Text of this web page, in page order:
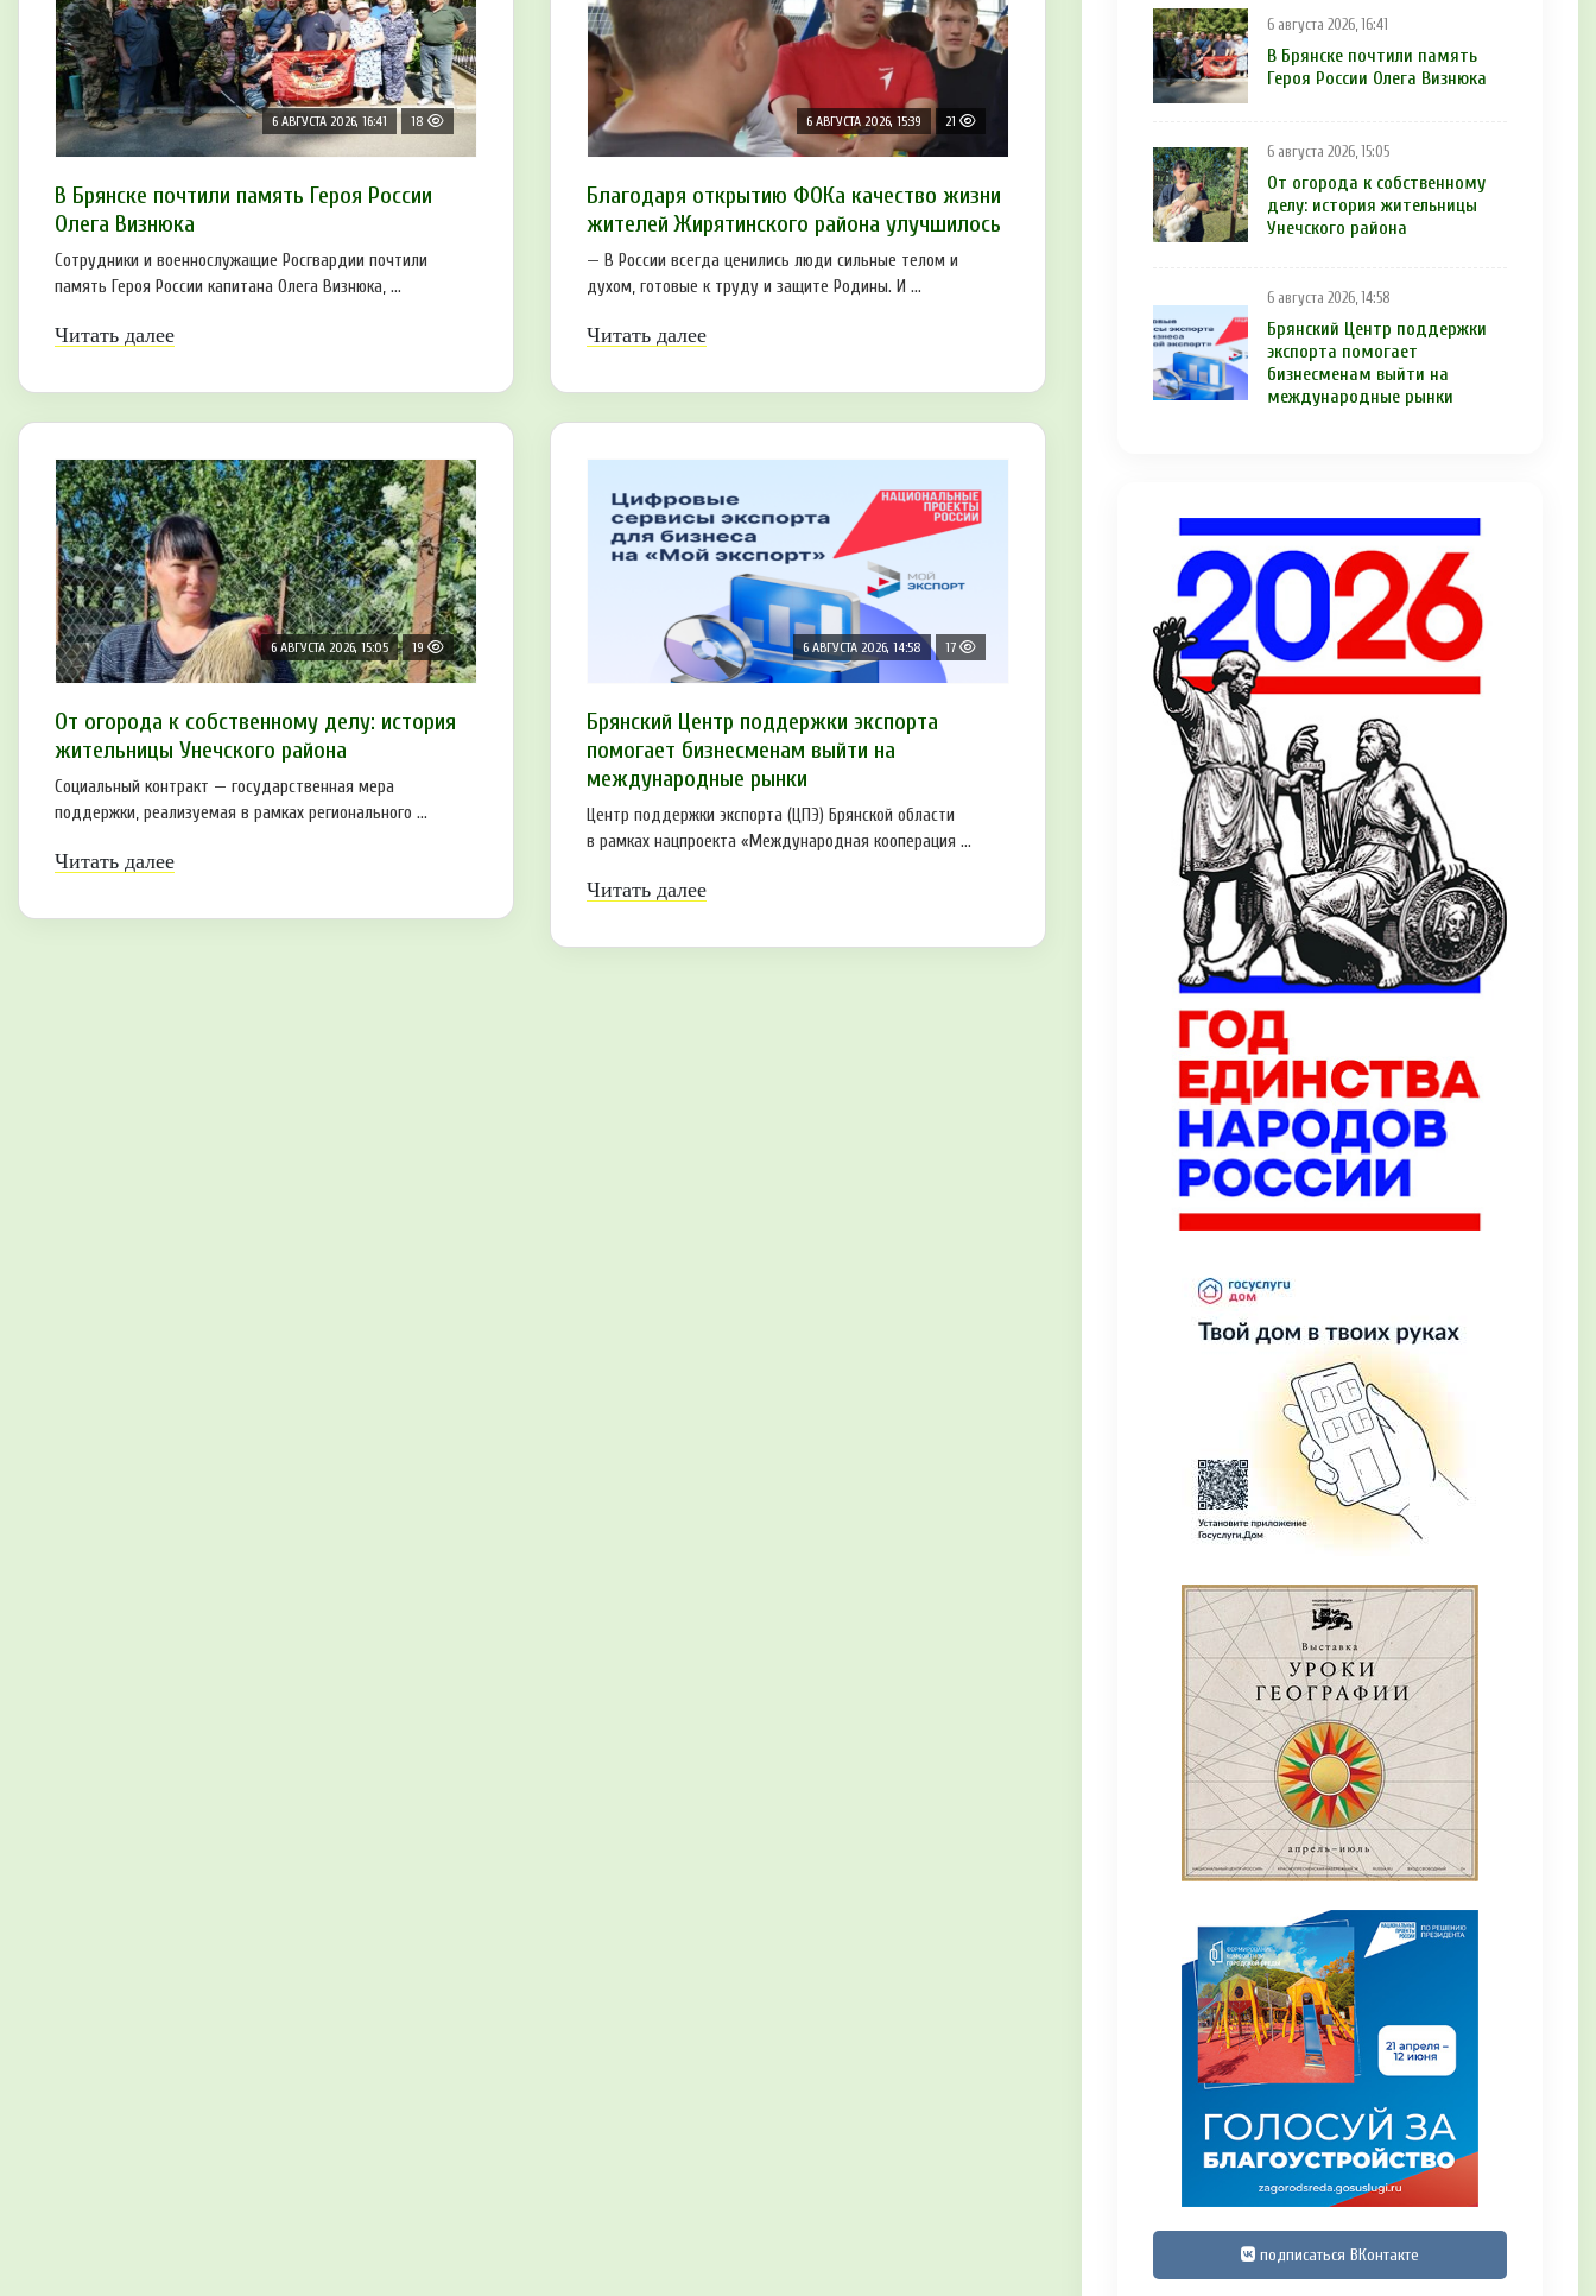
6 АВГУСТА 2026, 16:41 18
В Брянске почтили память Героя России
Олега Визнюка
Сотрудники и военнослужащие Росгвардии почтили
память Героя России капитана Олега Визнюка, ...
Читать далее
6 АВГУСТА 2026, 15:39 21
Благодаря открытию ФОКа качество жизни
жителей Жирятинского района улучшилось
— В России всегда ценились люди сильные телом и
духом, готовые к труду и защите Родины. И ...
Читать далее
6 АВГУСТА 2026, 15:05 19
От огорода к собственному делу: история
жительницы Унечского района
Социальный контракт — государственная мера
поддержки, реализуемая в рамках регионального ...
Читать далее
6 АВГУСТА 2026, 14:58 17
Брянский Центр поддержки экспорта
помогает бизнесменам выйти на
международные рынки
Центр поддержки экспорта (ЦПЭ) Брянской области
в рамках нацпроекта «Международная кооперация ...
Читать далее
6 августа 2026, 16:41
В Брянске почтили память
Героя России Олега Визнюка
6 августа 2026, 15:05
От огорода к собственному
делу: история жительницы
Унечского района
6 августа 2026, 14:58
Брянский Центр поддержки
экспорта помогает
бизнесменам выйти на
международные рынки
подписаться ВКонтакте